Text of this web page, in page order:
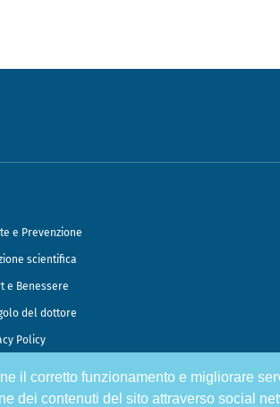
il corretto funzionamento e migliorare
dei contenuti del sito attraverso social
e Prevenzione
scientifica
e Benessere
del dottore
Policy
Speciani